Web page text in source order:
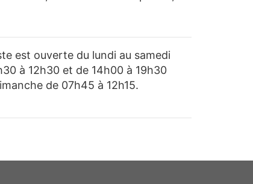
est ouverte du lundi au samedi
à 12h30 et de 14h00 à 19h30
de 07h45 à 12h15.